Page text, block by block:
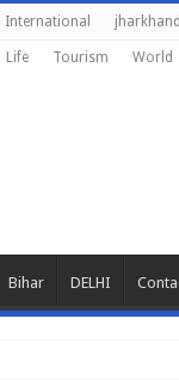
International jharkhand
Life Tourism World
Bihar DELHI